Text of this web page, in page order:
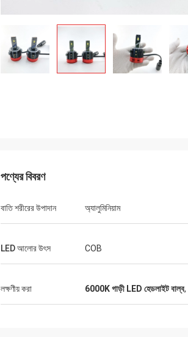
পণ্যের বিবরণ
বাতি শরীরের উপাদান অ্যালুমিনিয়াম
LED আলোর উৎস COB
লক্ষণীয় করা 6000K গাড়ী LED হেডলাইট বাল্ব,